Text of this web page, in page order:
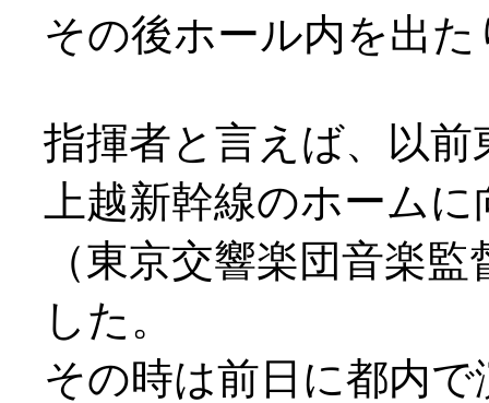
その後ホール内を出
指揮者と言えば、以前
上越新幹線のホーム
（東京交響楽団音楽
した。
その時は前日に都内